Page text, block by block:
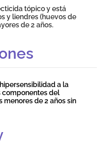
tópico y está
y liendres (huevos de
de 2 años.
a la
componentes del
menores de 2 años sin